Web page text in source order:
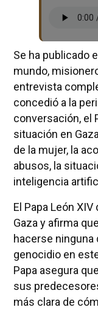
Se ha publicado
mundo,
entrevista
concedió a la
conversación, el
situación en
de la mujer, la
abusos, la
inteligencia
El Papa León
Gaza y afirma
hacerse ninguna
genocidio en
Papa asegura
sus
más clara de